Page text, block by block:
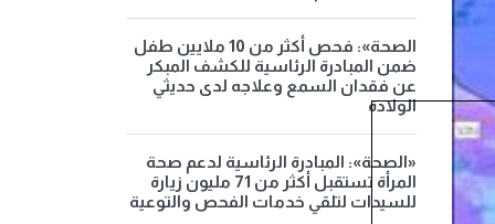
الصحة»: فحص أكثر من 10 ملايين طفل
ضمن المبادرة الرئاسية للكشف المبكر
عن فقدان السمع وعلاجه لدى حديثي
الولادة
«الصحة»: المبادرة الرئاسية لدعم صحة
المرأة تستقبل أكثر من 71 مليون زيارة
للسيدات لتلقي خدمات الفحص والتوعية